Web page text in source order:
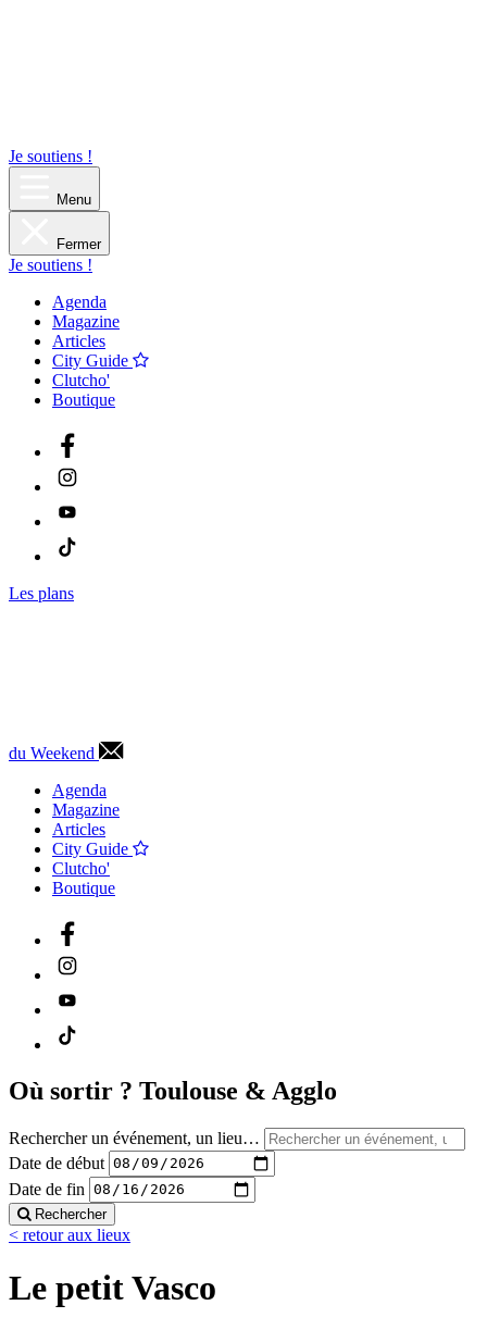
Je soutiens !
Menu
Fermer
Je soutiens !
Agenda
Magazine
Articles
City Guide
Clutcho'
Boutique
Les plans
du Weekend
Agenda
Magazine
Articles
City Guide
Clutcho'
Boutique
Où sortir ? Toulouse & Agglo
Rechercher un événement, un lieu…
Date de début
Date de fin
Rechercher
< retour aux lieux
Le petit Vasco